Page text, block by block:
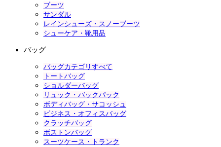
ブーツ
サンダル
レインシューズ・スノーブーツ
シューケア・靴用品
バッグ
バッグカテゴリすべて
トートバッグ
ショルダーバッグ
リュック・バックパック
ボディバッグ・サコッシュ
ビジネス・オフィスバッグ
クラッチバッグ
ボストンバッグ
スーツケース・トランク